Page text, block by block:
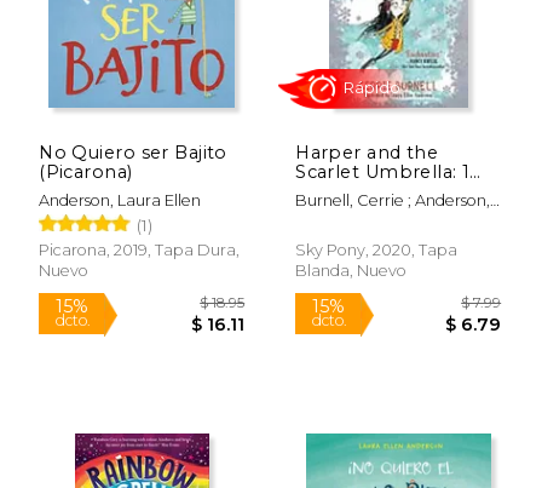
15%
dcto.
15%
dcto.
No Quiero ser Bajito
(Picarona)
Anderson, Laura Ellen
(1)
Picarona, 2019, Tapa Dura,
Nuevo
Harper and the
Scarlet Umbrella: 1
(en Inglés)
Burnell, Cerrie ; Anderson,
Sky Pony, 2020, Tapa
Blanda, Nuevo